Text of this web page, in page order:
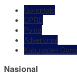
Gorontalo
DPRD
Polda
Advertorial
Kabupaten
Nasional